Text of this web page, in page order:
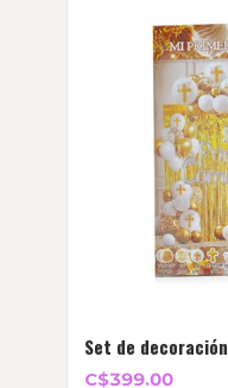
Set de decoración
C$399.00